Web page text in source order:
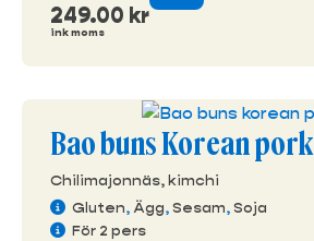
249.00 kr
ink moms
Bao buns Korean pork
Chilimajonnäs, kimchi
Gluten,Ägg,Sesam,Soja
För 2 pers